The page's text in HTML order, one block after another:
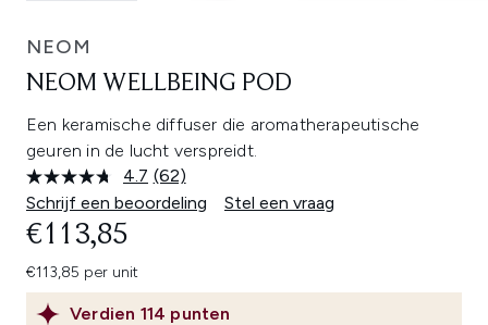
NEOM
NEOM WELLBEING POD
Een keramische diffuser die aromatherapeutische
geuren in de lucht verspreidt.
4.7 Lees
62
beoordelingen.
(62)
Schrijf een beoordeling
Stel een vraag
Verdien 114 punten
€113,85
€113,85 per unit